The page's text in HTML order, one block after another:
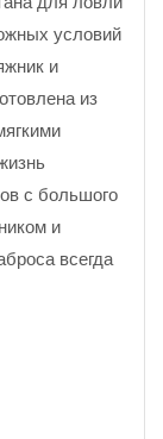
условий
и
из
с большого
и
всегда